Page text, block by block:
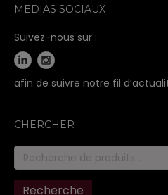
MEDIAS SOCIAUX
Suivez-nous sur :
afin de suivre notre fil
CHERCHER
Recherche
pour :
Recherche